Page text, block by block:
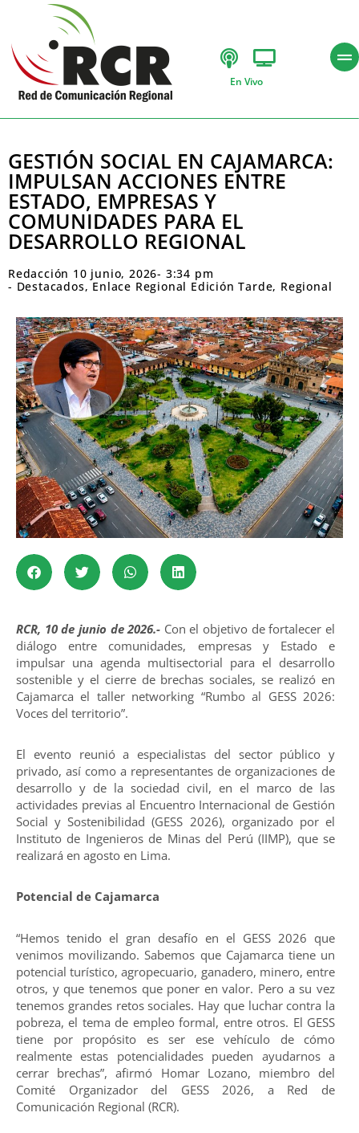
En Vivo
GESTIÓN SOCIAL EN CAJAMARCA:
IMPULSAN ACCIONES ENTRE
ESTADO, EMPRESAS Y
COMUNIDADES PARA EL
DESARROLLO REGIONAL
Redacción 10 junio, 2026- 3:34 pm
- Destacados, Enlace Regional Edición Tarde, Regional
RCR, 10 de junio de 2026.- Con el objetivo de fortalecer el
diálogo entre comunidades, empresas y Estado e
impulsar una agenda multisectorial para el desarrollo
sostenible y el cierre de brechas sociales, se realizó en
Cajamarca el taller networking “Rumbo al GESS 2026:
Voces del territorio”.
El evento reunió a especialistas del sector público y
privado, así como a representantes de organizaciones de
desarrollo y de la sociedad civil, en el marco de las
actividades previas al Encuentro Internacional de Gestión
Social y Sostenibilidad (GESS 2026), organizado por el
Instituto de Ingenieros de Minas del Perú (IIMP), que se
realizará en agosto en Lima.
Potencial de Cajamarca
“Hemos tenido el gran desafío en el GESS 2026 que
venimos movilizando. Sabemos que Cajamarca tiene un
potencial turístico, agropecuario, ganadero, minero, entre
otros, y que tenemos que poner en valor. Pero a su vez
tenemos grandes retos sociales. Hay que luchar contra la
pobreza, el tema de empleo formal, entre otros. El GESS
tiene por propósito es ser ese vehículo de cómo
realmente estas potencialidades pueden ayudarnos a
cerrar brechas”, afirmó Homar Lozano, miembro del
Comité Organizador del GESS 2026, a Red de
Comunicación Regional (RCR).